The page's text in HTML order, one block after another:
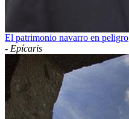
El patrimonio navarro en peligro
- Epícaris